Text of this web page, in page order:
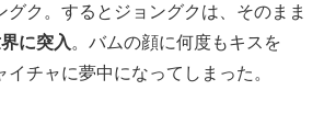
グク。するとジョングクは、そのまま
に突入 。バムの顔に何度もキスを
イチャに夢中になってしまった。